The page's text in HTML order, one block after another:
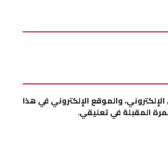
والموقع الإلكتروني في هذا
المقبلة في تعليقي.